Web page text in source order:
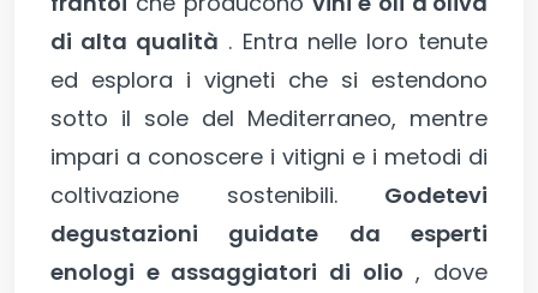
di alta qualità . Entra nelle loro tenute
ed esplora i vigneti che si estendono
sotto il sole del Mediterraneo, mentre
impari a conoscere i vitigni e i metodi di
coltivazione sostenibili. Godetevi
degustazioni guidate da esperti
enologi e assaggiatori di olio , dove